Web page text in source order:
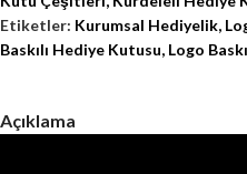
Etiketler: Kurumsal Hediyelik,
Baskılı Hediye Kutusu, Logo
Açıklama